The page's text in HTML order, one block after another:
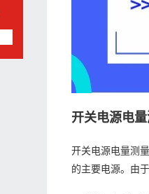
开关电源电量
开关电源电量测
的主要电源。由